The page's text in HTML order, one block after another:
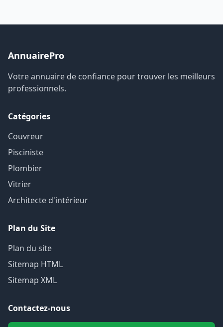
AnnuairePro
Votre annuaire de confiance pour trouver les meilleurs
professionnels.
Catégories
Couvreur
Pisciniste
Plombier
Vitrier
Architecte d'intérieur
Plan du Site
Plan du site
Sitemap HTML
Sitemap XML
Contactez-nous